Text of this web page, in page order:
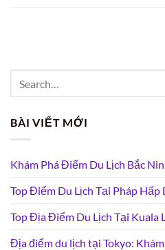
BÀI VIẾT MỚI
Khám Phá Điểm Du Lịch Bắc
Top Điểm Du Lịch Tại Pháp
Top Địa Điểm Du Lịch Tại
Địa điểm du lịch tại Tokyo: